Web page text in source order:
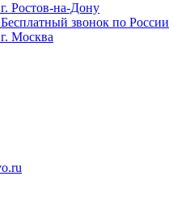
г. Ростов-на-Дону
Бесплатный звонок по России
г. Москва